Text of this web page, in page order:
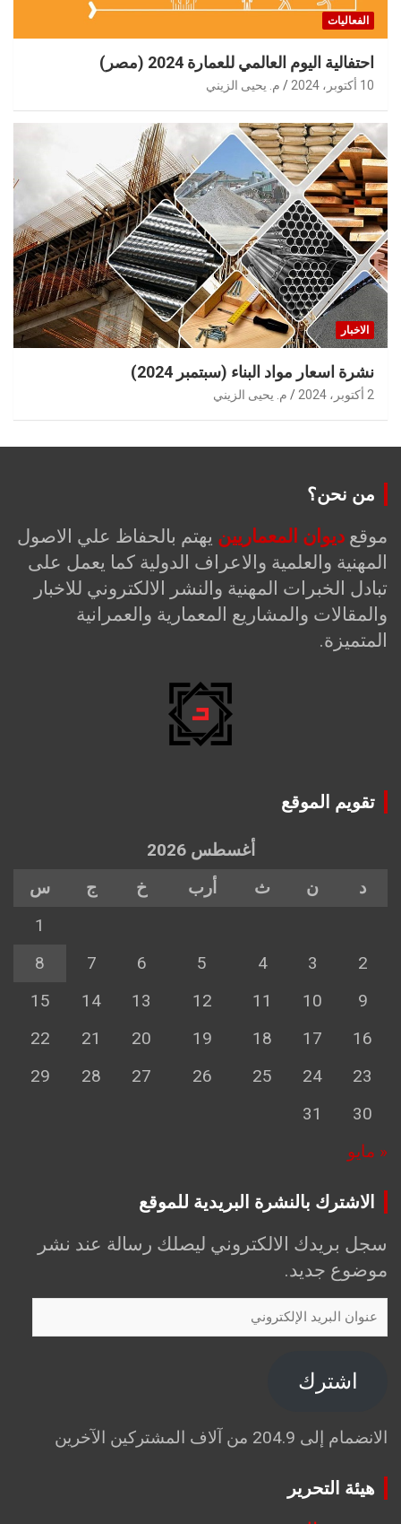
الفعاليات
احتفالية اليوم العالمي للعمارة 2024 (مصر)
10 أكتوبر، 2024 م. يحيى الزيني
الاخبار
نشرة اسعار مواد البناء (سبتمبر 2024)
2 أكتوبر، 2024 م. يحيى الزيني
من نحن؟
موقع ديوان المعماريين يهتم بالحفاظ علي الاصول
المهنية والعلمية والاعراف الدولية كما يعمل على
تبادل الخبرات المهنية والنشر الالكتروني للاخبار
والمقالات والمشاريع المعمارية والعمرانية
المتميزة.
تقويم الموقع
أغسطس 2026
د
ن ث أرب خ ج
س
1
2
3
4
5
6
7
8
9
10
11
12
13
14
15
16
17
18
19
20
21
22
23
24
25
26
27
28
29
30
31
« مايو
الاشترك بالنشرة البريدية للموقع
سجل بريدك الالكتروني ليصلك رسالة عند نشر
موضوع جديد.
عنوان
البريد
اشترك
الانضمام إلى 204.9 من آلاف المشتركين الآخرين
هيئة التحرير